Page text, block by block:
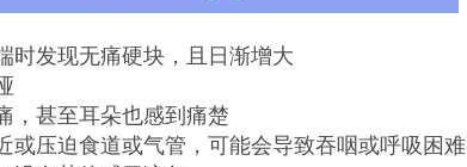
时发现无痛硬块，且日渐增大
，甚至耳朵也感到痛楚
或压迫食道或气管，可能会导致吞咽或呼吸困难